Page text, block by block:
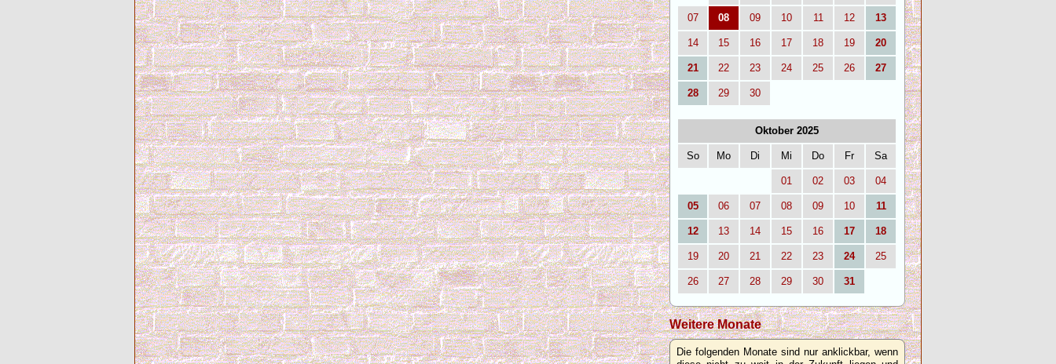
07 08 09 10 11 12 13
14 15 16 17 18 19 20
21 22 23 24 25 26 27
28 29 30
Oktober 2025
So Mo Di Mi Do Fr Sa
01 02 03 04
05 06 07 08 09 10 11
12 13 14 15 16 17 18
19 20 21 22 23 24 25
26 27 28 29 30 31
Weitere Monate
Die folgenden Monate sind nur anklickbar, wenn